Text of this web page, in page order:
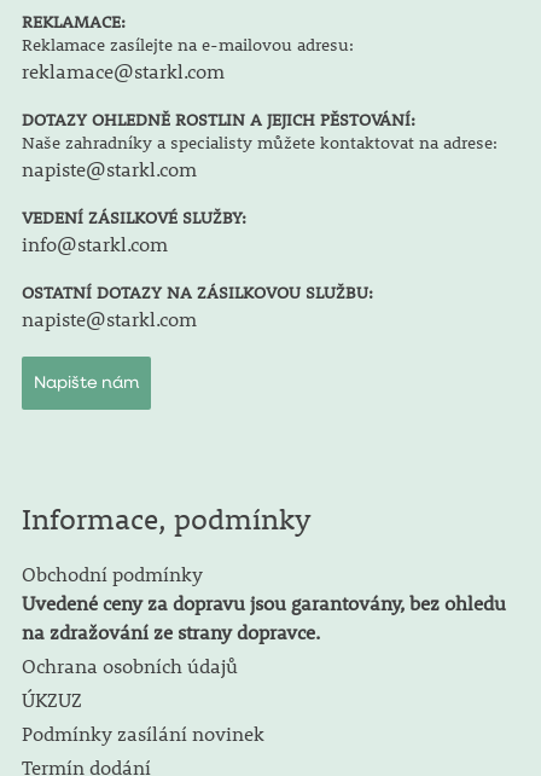
REKLAMACE:
Reklamace zasílejte na e-mailovou adresu:
reklamace@starkl.com
DOTAZY OHLEDNĚ ROSTLIN A JEJICH PĚSTOVÁNÍ:
Naše zahradníky a specialisty můžete kontaktovat na adrese:
napiste@starkl.com
VEDENÍ ZÁSILKOVÉ SLUŽBY:
info@starkl.com
OSTATNÍ DOTAZY NA ZÁSILKOVOU SLUŽBU:
napiste@starkl.com
Napište nám
Informace, podmínky
Obchodní podmínky
Uvedené ceny za dopravu jsou garantovány, bez ohledu
na zdražování ze strany dopravce.
Ochrana osobních údajů
ÚKZUZ
Podmínky zasílání novinek
Termín dodání